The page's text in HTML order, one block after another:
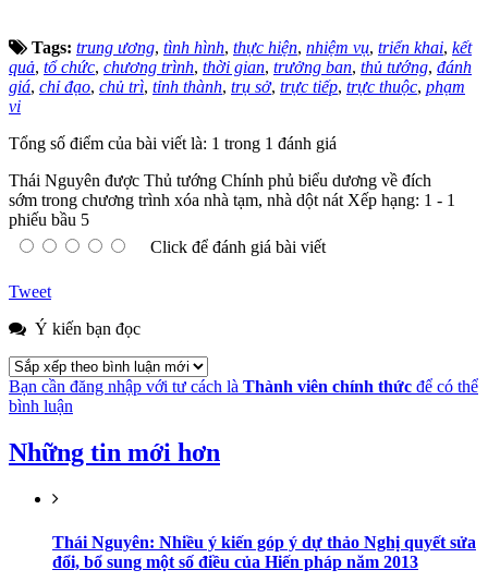
Tags: trung ương, tình hình, thực hiện, nhiệm vụ, triển khai, kết
quả, tổ chức, chương trình, thời gian, trưởng ban, thủ tướng, đánh
giá, chỉ đạo, chủ trì, tỉnh thành, trụ sở, trực tiếp, trực thuộc, phạm
vi
Tổng số điểm của bài viết là: 1 trong 1 đánh giá
Thái Nguyên được Thủ tướng Chính phủ biểu dương về đích
sớm trong chương trình xóa nhà tạm, nhà dột nát Xếp hạng: 1 - 1
phiếu bầu 5
Click để đánh giá bài viết
Tweet
Ý kiến bạn đọc
Bạn cần đăng nhập với tư cách là Thành viên chính thức để có thể
bình luận
Những tin mới hơn
Thái Nguyên: Nhiều ý kiến góp ý dự thảo Nghị quyết sửa
đổi, bổ sung một số điều của Hiến pháp năm 2013